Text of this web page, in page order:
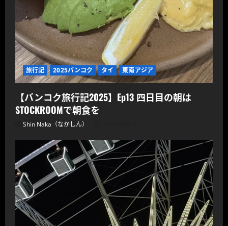
旅行記 2025バンコク タイ 東南アジア
【バンコク旅行記2025】Ep13 四日目の朝は
STOCKROOMで朝食を
Shin Naka（なかしん）